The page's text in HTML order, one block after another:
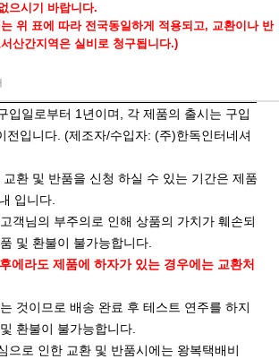
으시기 바랍니다.
위 표에 따라 전국동일하게 적용되고, 교환이나 반
산간지역은 실비로 청구됩니다.)
입일로부터 1년이며, 각 제품의 출시는 구입
전입니다. (제조자/수입자: (주)한독인터네셔
환 및 반품을 신청 하실 수 있는 기간은 제품
입니다.
객님의 부주의로 인해 상품의 가치가 훼손되
및 환불이 불가능합니다.
에라도 제품에 하자가 있는 경우에는 교환처
것이므로 배송 완료 후 테스트 연주를 하지
환불이 불가능합니다.
으로 인한 교환 및 반품시에는 왕복택배비